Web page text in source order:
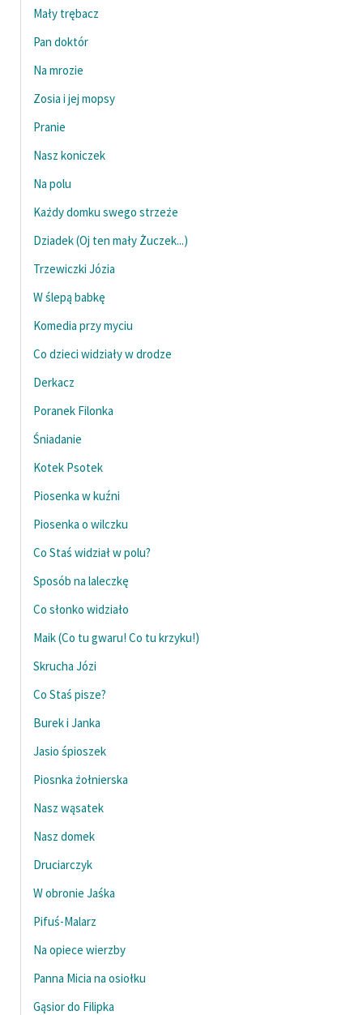
Mały trębacz
Pan doktór
Na mrozie
Zosia i jej mopsy
Pranie
Nasz koniczek
Na polu
Każdy domku swego strzeże
Dziadek (Oj ten mały Żuczek...)
Trzewiczki Józia
W ślepą babkę
Komedia przy myciu
Co dzieci widziały w drodze
Derkacz
Poranek Filonka
Śniadanie
Kotek Psotek
Piosenka w kuźni
Piosenka o wilczku
Co Staś widział w polu?
Sposób na laleczkę
Co słonko widziało
Maik (Co tu gwaru! Co tu krzyku!)
Skrucha Józi
Co Staś pisze?
Burek i Janka
Jasio śpioszek
Piosnka żołnierska
Nasz wąsatek
Nasz domek
Druciarczyk
W obronie Jaśka
Pifuś-Malarz
Na opiece wierzby
Panna Micia na osiołku
Gąsior do Filipka